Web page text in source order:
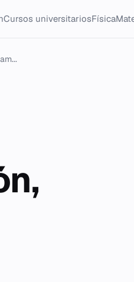
Cursos universitariosFísica